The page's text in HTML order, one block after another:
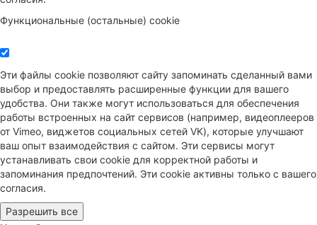
Функциональные (остальные) cookie
Эти файлы cookie позволяют сайту запоминать сделанный вами
выбор и предоставлять расширенные функции для вашего
удобства. Они также могут использоваться для обеспечения
работы встроенных на сайт сервисов (например, видеоплееров
от Vimeo, виджетов социальных сетей VK), которые улучшают
ваш опыт взаимодействия с сайтом. Эти сервисы могут
устанавливать свои cookie для корректной работы и
запоминания предпочтений. Эти cookie активны только с вашего
согласия.
Разрешить все